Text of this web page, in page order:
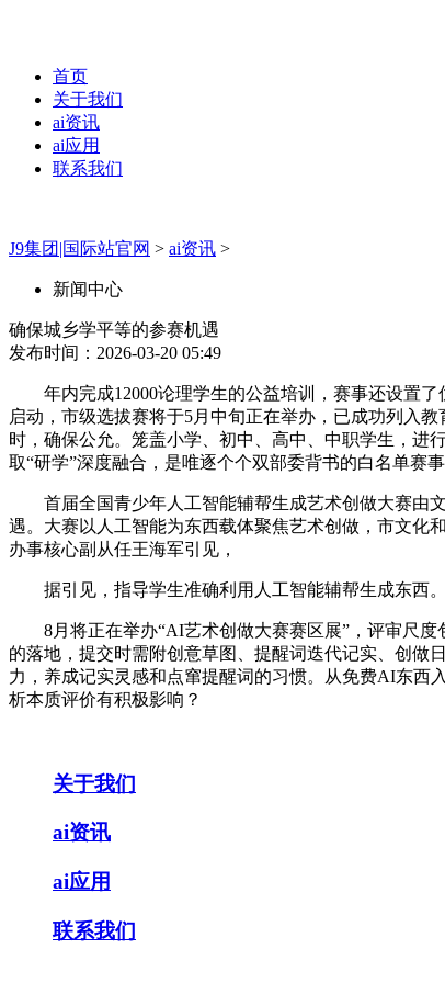
首页
关于我们
ai资讯
ai应用
联系我们
J9集团|国际站官网 > ai资讯 >
新闻中心
确保城乡学平等的参赛机遇
发布时间：2026-03-20 05:49
年内完成12000论理学生的公益培训，赛事还设置了
启动，市级选拔赛将于5月中旬正在举办，已成功列入
时，确保公允。笼盖小学、初中、高中、中职学生，进
取“研学”深度融合，是唯逐个个双部委背书的白名单赛
首届全国青少年人工智能辅帮生成艺术创做大赛由文
遇。大赛以人工智能为东西载体聚焦艺术创做，市文化
办事核心副从任王海军引见，
据引见，指导学生准确利用人工智能辅帮生成东西。
8月将正在举办“AI艺术创做大赛赛区展”，评审尺度
的落地，提交时需附创意草图、提醒词迭代记实、创做
力，养成记实灵感和点窜提醒词的习惯。从免费AI东西
析本质评价有积极影响？
关于我们
ai资讯
ai应用
联系我们